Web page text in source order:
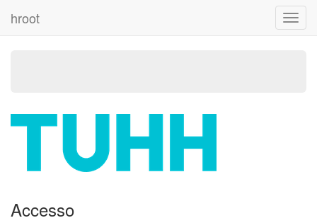
hroot
Accesso